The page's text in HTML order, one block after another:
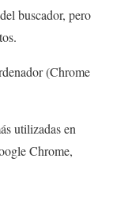
buscador, pero
(Chrome
utilizadas en
Chrome,